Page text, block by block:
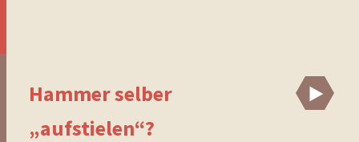
Hammer selber
„aufstielen“?